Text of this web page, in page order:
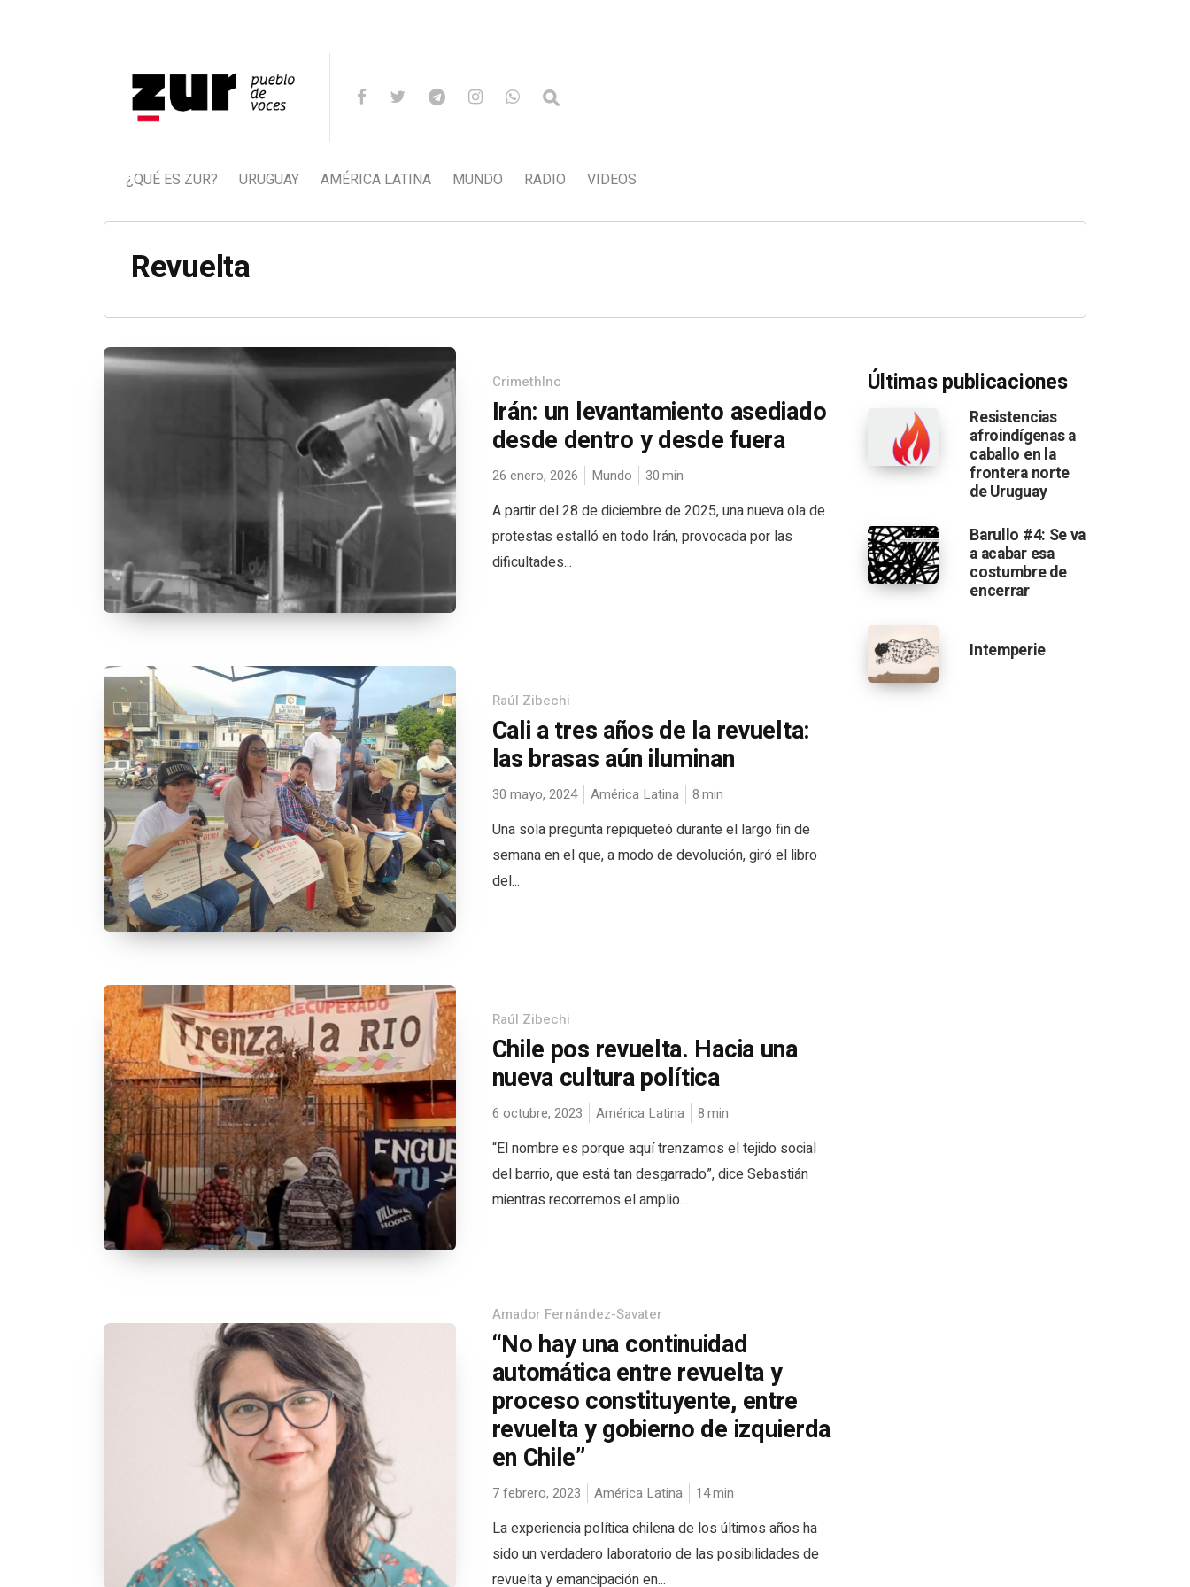
¿QUÉ ES ZUR? URUGUAY AMÉRICA LATINA MUNDO RADIO VIDEOS
Revuelta
CrimethInc
Irán: un levantamiento asediado
desde dentro y desde fuera
26 enero, 2026 Mundo 30min
A partir del 28 de diciembre de 2025, una nueva ola de
protestas estalló en todo Irán, provocada por las
dificultades...
Raúl Zibechi
Cali a tres años de la revuelta:
las brasas aún iluminan
30 mayo, 2024 América Latina 8min
Una sola pregunta repiqueteó durante el largo fin de
semana en el que, a modo de devolución, giró el libro
del...
Raúl Zibechi
Chile pos revuelta. Hacia una
nueva cultura política
6 octubre, 2023 América Latina 8min
“El nombre es porque aquí trenzamos el tejido social
del barrio, que está tan desgarrado”, dice Sebastián
mientras recorremos el amplio...
Amador Fernández-Savater
“No hay una continuidad
automática entre revuelta y
proceso constituyente, entre
revuelta y gobierno de izquierda
en Chile”
7 febrero, 2023 América Latina 14min
La experiencia política chilena de los últimos años ha
sido un verdadero laboratorio de las posibilidades de
revuelta y emancipación en...
Últimas publicaciones
Resistencias
afroindígenas a
caballo en la
frontera norte
de Uruguay
Barullo #4: Se va
a acabar esa
costumbre de
encerrar
Intemperie